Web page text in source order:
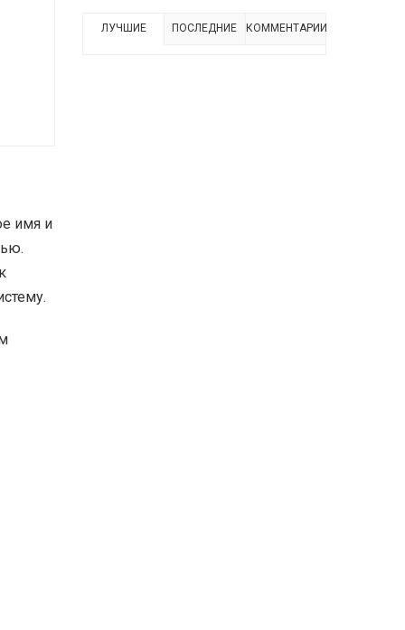
имя и
ЛУЧШИЕ ПОСЛЕДНИЕ КОММЕНТАРИИ